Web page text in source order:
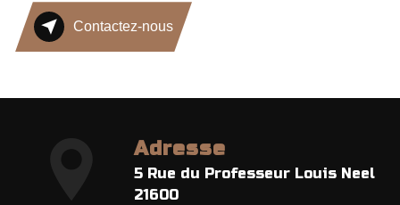
Contactez-nous
Adresse
5 Rue du Professeur Louis Neel
21600